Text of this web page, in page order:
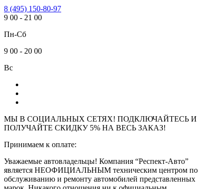
8 (495) 150-80-97
9 00 - 21 00
Пн-Сб
9 00 - 20 00
Вс
МЫ В СОЦИАЛЬНЫХ СЕТЯХ! ПОДКЛЮЧАЙТЕСЬ И
ПОЛУЧАЙТЕ СКИДКУ 5% НА ВЕСЬ ЗАКАЗ!
Принимаем к оплате:
Уважаемые автовладельцы! Компания “Респект-Авто”
является НЕОФИЦИАЛЬНЫМ техническим центром по
обслуживанию и ремонту автомобилей представленных